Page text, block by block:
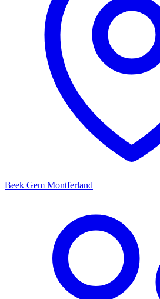
Beek Gem Montferland